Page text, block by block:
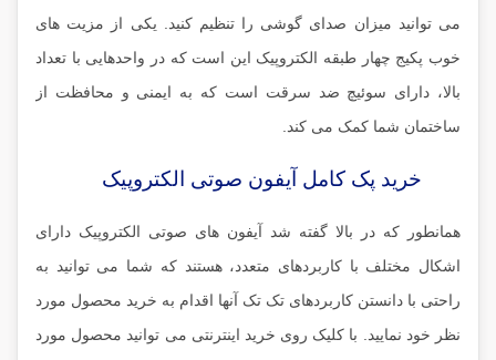
می توانید میزان صدای گوشی را تنظیم کنید. یکی از مزیت های
خوب پکیج چهار طبقه الکتروپیک این است که در واحدهایی با تعداد
بالا، دارای سوئیچ ضد سرقت است که به ایمنی و محافظت از
ساختمان شما کمک می کند.
خرید پک کامل آیفون صوتی الکتروپیک
همانطور که در بالا گفته شد آیفون های صوتی الکتروپیک دارای
اشکال مختلف با کاربردهای متعدد، هستند که شما می توانید به
راحتی با دانستن کاربردهای تک تک آنها اقدام به خرید محصول مورد
نظر خود نمایید. با کلیک روی خرید اینترنتی می توانید محصول مورد